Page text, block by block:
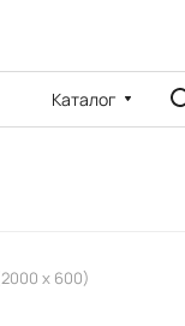
Каталог
х 600)